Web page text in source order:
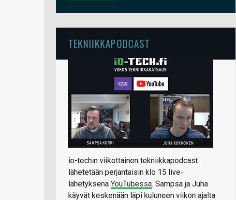
TEKNIIKKAPODCAST
io-techin viikottainen tekniikkapodcast
lähetetään perjantaisin klo 15 live-
lähetyksenä YouTubessa. Sampsa ja Juha
käyvät keskenään läpi kuluneen viikon ajalta